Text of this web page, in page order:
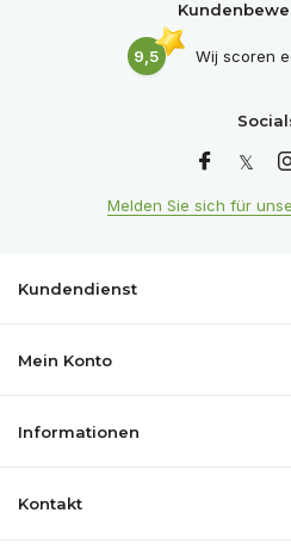
9,5 Wij scoren
Melden Sie sich für
Kundendienst
Mein Konto
Informationen
Kontakt